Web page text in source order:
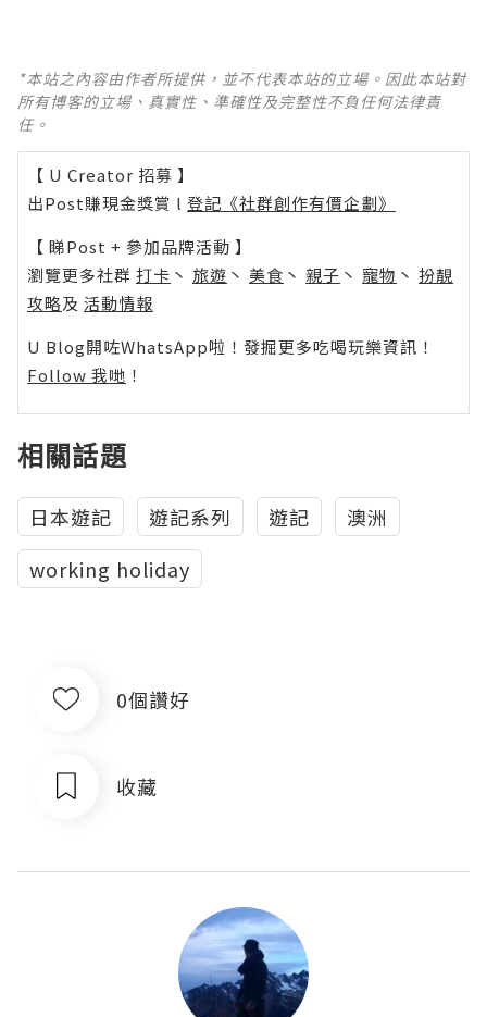
*本站之內容由作者所提供，並不代表本站的立場。因此本站對
所有博客的立場、真實性、準確性及完整性不負任何法律責
任。
【 U Creator 招募 】
出Post賺現金獎賞 l 登記《社群創作有價企劃》
【 睇Post + 參加品牌活動 】
瀏覽更多社群 打卡 丶 旅遊 丶 美食 丶 親子 丶 寵物 丶 扮靚
攻略及 活動情報
U Blog開咗WhatsApp啦！發掘更多吃喝玩樂資訊！
Follow 我哋 ！
相關話題
日本遊記 遊記系列 遊記
澳洲
working holiday
0個讚好
收藏